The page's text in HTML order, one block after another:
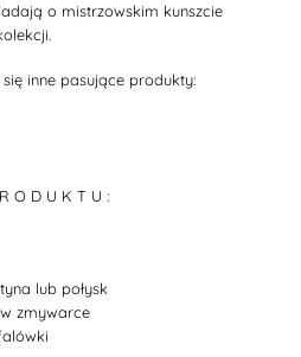
o mistrzowskim kunszcie
inne pasujące produkty:
O D U K T U :
lub połysk
zmywarce